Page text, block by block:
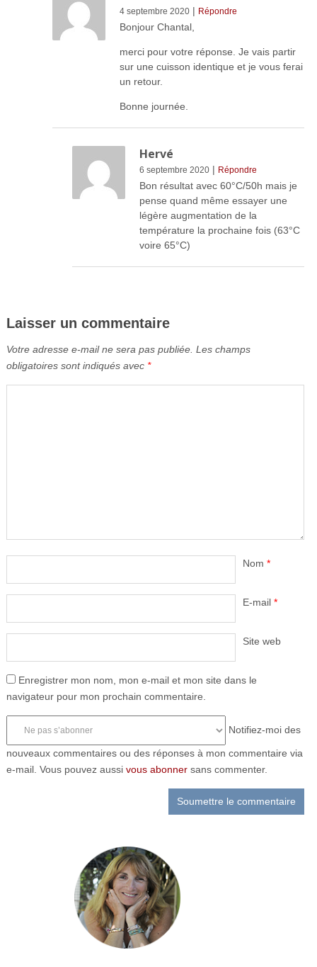
4 septembre 2020| Répondre
Bonjour Chantal,
merci pour votre réponse. Je vais partir
sur une cuisson identique et je vous ferai
un retour.
Bonne journée.
Hervé
6 septembre 2020 | Répondre
Bon résultat avec 60°C/50h mais je
pense quand même essayer une
légère augmentation de la
température la prochaine fois (63°C
voire 65°C)
Laisser un commentaire
Votre adresse e-mail ne sera pas publiée. Les champs
obligatoires sont indiqués avec *
Nom *
E-mail *
Site web
Enregistrer mon nom, mon e-mail et mon site dans le
navigateur pour mon prochain commentaire.
Notifiez-moi des
nouveaux commentaires ou des réponses à mon commentaire via
e-mail. Vous pouvez aussi vous abonnersans commenter.